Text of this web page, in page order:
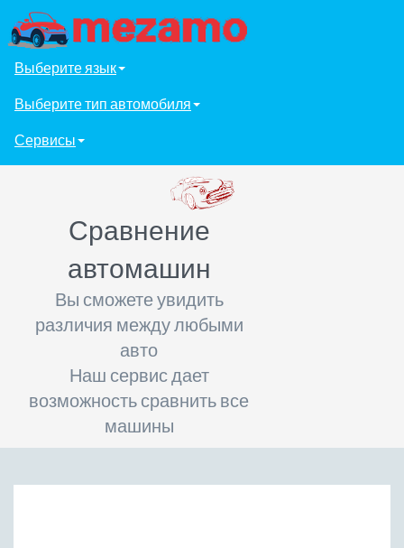
Выберите язык
Выберите тип автомобиля
Сервисы
Сравнение
автомашин
Вы сможете увидить
различия между любыми
авто
Наш сервис дает
возможность сравнить все
машины